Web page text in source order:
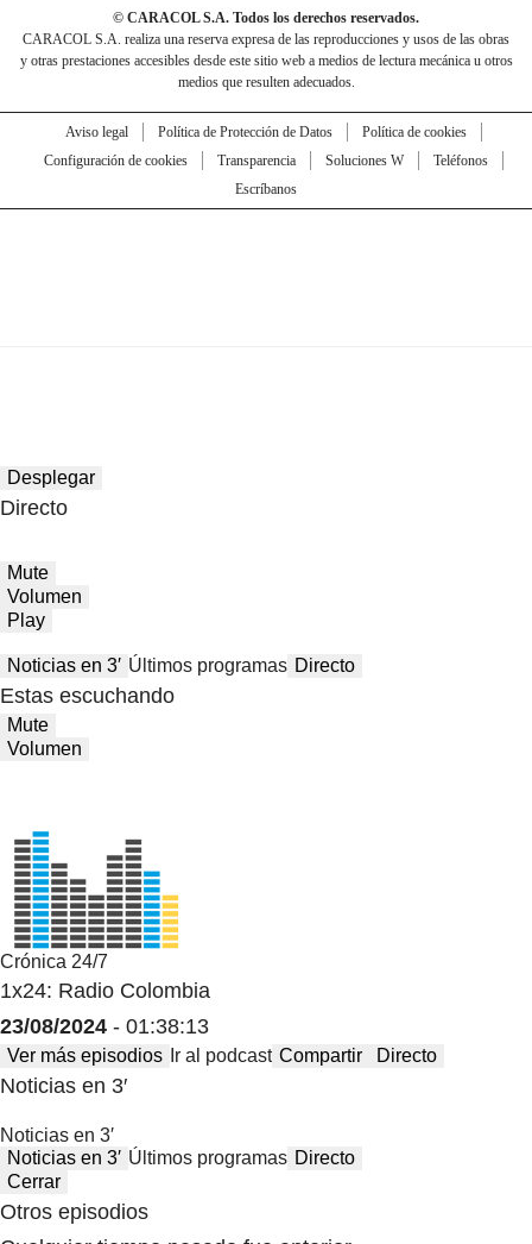
© CARACOL S.A. Todos los derechos reservados.
CARACOL S.A. realiza una reserva expresa de las reproducciones y usos de las obras
y otras prestaciones accesibles desde este sitio web a medios de lectura mecánica u otros
medios que resulten adecuados.
Aviso legal Política de Protección de Datos
Política de cookies
Configuración de cookies
Transparencia Soluciones W
Teléfonos
Escríbanos
Desplegar
Directo
Mute
Volumen
Play
Noticias en 3′ Últimos programas Directo
Estas escuchando
Mute
Volumen
Crónica 24/7
1x24: Radio Colombia
23/08/2024 - 01:38:13
Ver más episodios Ir al podcast Compartir Directo
Noticias en 3′
Noticias en 3′
Noticias en 3′ Últimos programas Directo
Cerrar
Otros episodios